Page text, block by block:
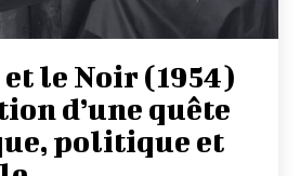
et le Noir (1954)
d’une quête
politique et